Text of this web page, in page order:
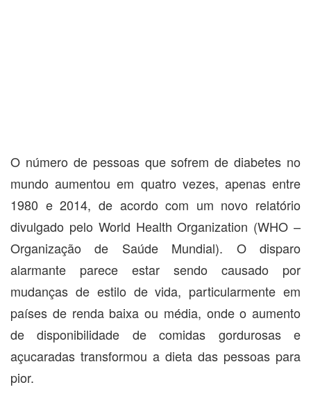
O número de pessoas que sofrem de diabetes no
mundo aumentou em quatro vezes, apenas entre
1980 e 2014, de acordo com um novo relatório
divulgado pelo World Health Organization (WHO –
Organização de Saúde Mundial). O disparo
alarmante parece estar sendo causado por
mudanças de estilo de vida, particularmente em
países de renda baixa ou média, onde o aumento
de disponibilidade de comidas gordurosas e
açucaradas transformou a dieta das pessoas para
pior.